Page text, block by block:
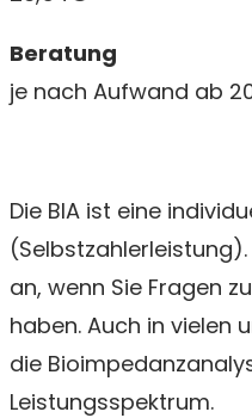
Beratung
je nach Aufwand ab
Die BIA ist eine
an, wenn Sie Fragen
haben. Auch in vielen
die
Leistungsspektrum.